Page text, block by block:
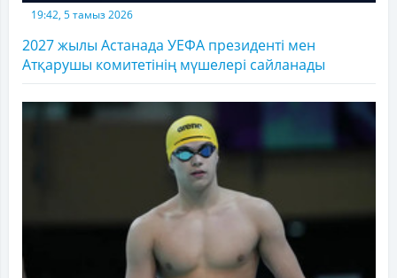
19:42, 5 тамыз 2026
2027 жылы Астанада УЕФА президенті мен
Атқарушы комитетінің мүшелері сайланады